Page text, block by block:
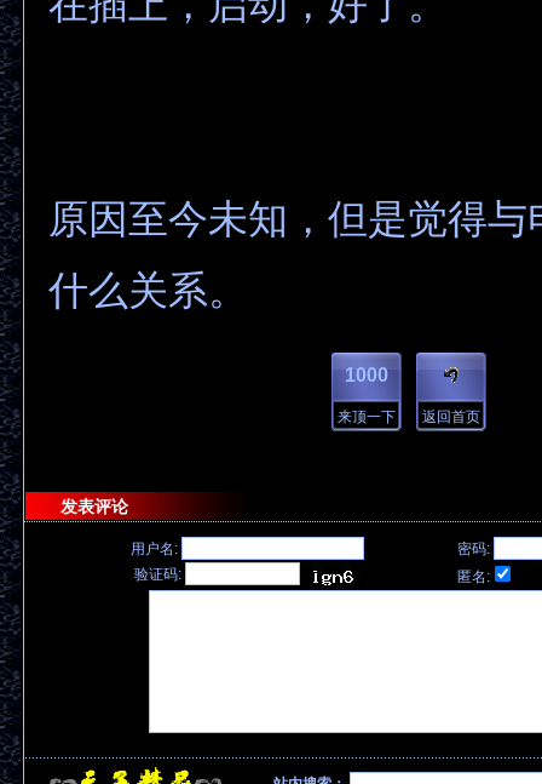
原因至今未知，但是觉得
什么关系。
1000
来顶一下 返回首页
发表评论
用户名:
密码:
验证码:
匿名: